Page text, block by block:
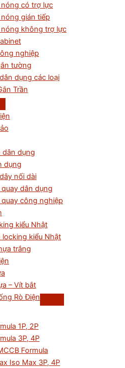
có trợ lực
gián tiếp
không trợ lực
nghiệp
tường
dụng các loại
Trần
dân dụng
dụng
nối dài
dân dụng
công nghiệp
kiểu Nhật
locking kiểu Nhật
trắng
– Vít bắt
Rò Điện
1P, 2P
3P, 4P
Formula
Iso Max 3P, 4P